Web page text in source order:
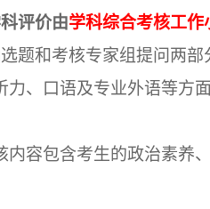
评价由学科综合考核工作
题和考核专家组提问两部
力、口语及专业外语等方
内容包含考生的政治素养